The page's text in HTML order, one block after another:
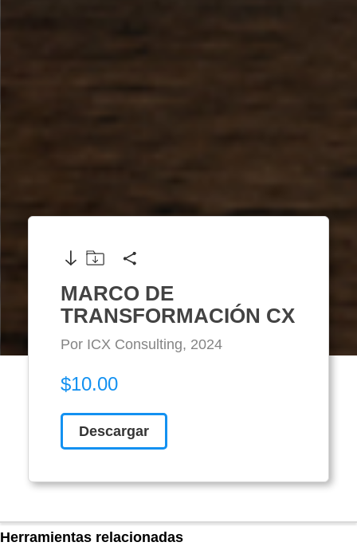
MARCO DE
TRANSFORMACIÓN CX
Por ICX Consulting, 2024
$10.00
Descargar
Herramientas relacionadas